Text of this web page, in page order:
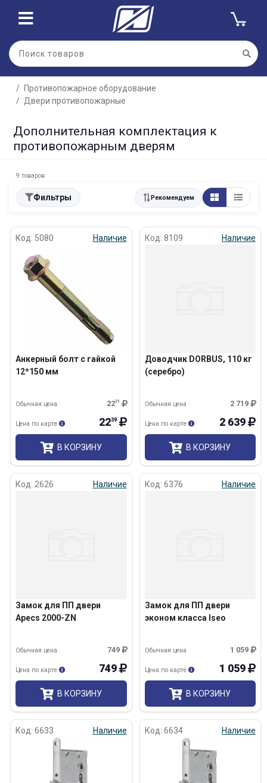
Противопожарное оборудование
Двери противопожарные
Дополнительная комплектация к
противопожарным дверям
9 товаров
Фильтры Рекомендуем
Код: 5080 Наличие
Анкерный болт с гайкой
12*150 мм
2239
Обычная цена
2239
Цена по карте
В КОРЗИНУ
Код: 8109 Наличие
Доводчик DORBUS, 110 кг
(серебро)
2 719
Обычная цена
2 639
Цена по карте
В КОРЗИНУ
Код: 2626 Наличие
Замок для ПП двери
Apecs 2000-ZN
749
Обычная цена
749
Цена по карте
В КОРЗИНУ
Код: 6376 Наличие
Замок для ПП двери
эконом класса Iseo
1 059
Обычная цена
1 059
Цена по карте
В КОРЗИНУ
Код: 6633 Наличие Код: 6634 Наличие